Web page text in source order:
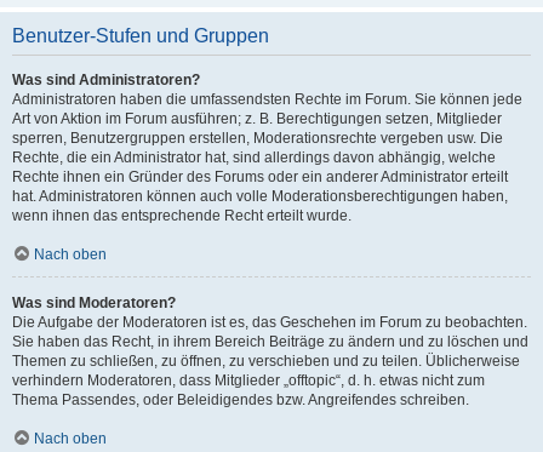
Benutzer-Stufen und Gruppen
Was sind Administratoren?
Administratoren haben die umfassendsten Rechte im Forum. Sie können jede
Art von Aktion im Forum ausführen; z. B. Berechtigungen setzen, Mitglieder
sperren, Benutzergruppen erstellen, Moderationsrechte vergeben usw. Die
Rechte, die ein Administrator hat, sind allerdings davon abhängig, welche
Rechte ihnen ein Gründer des Forums oder ein anderer Administrator erteilt
hat. Administratoren können auch volle Moderationsberechtigungen haben,
wenn ihnen das entsprechende Recht erteilt wurde.
Nach oben
Was sind Moderatoren?
Die Aufgabe der Moderatoren ist es, das Geschehen im Forum zu beobachten.
Sie haben das Recht, in ihrem Bereich Beiträge zu ändern und zu löschen und
Themen zu schließen, zu öffnen, zu verschieben und zu teilen. Üblicherweise
verhindern Moderatoren, dass Mitglieder „offtopic“, d. h. etwas nicht zum
Thema Passendes, oder Beleidigendes bzw. Angreifendes schreiben.
Nach oben